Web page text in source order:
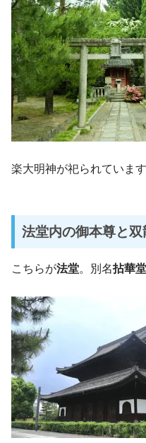
楽大明神が祀られています
法堂内の御本尊と双
こちらが法堂。別名拈華堂